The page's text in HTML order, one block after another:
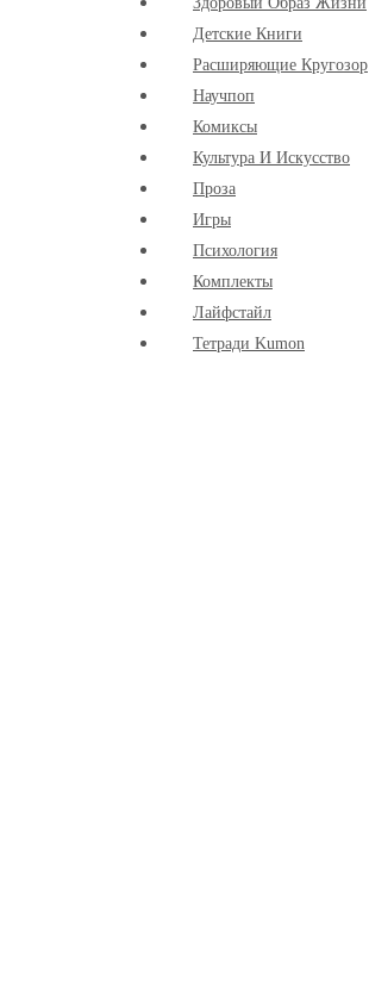
Детские Книги
Расширяющие Кругозор
Научпоп
Комиксы
Культура И Искусство
Проза
Игры
Психология
Комплекты
Лайфстайл
Тетради Kumon